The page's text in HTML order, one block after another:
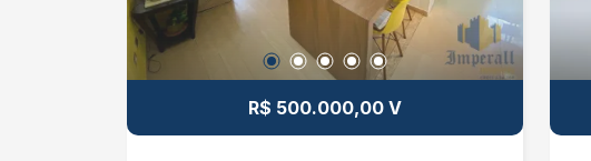
imóveis João Ferreira CRECI 234.934 F
(12) 99668-3140 WhatsApp
R$ 500.000,00 V